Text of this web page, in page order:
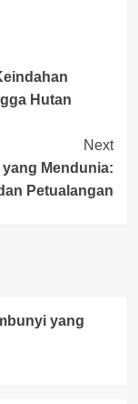
Hutan
Next
Mendunia:
Petualangan
yang